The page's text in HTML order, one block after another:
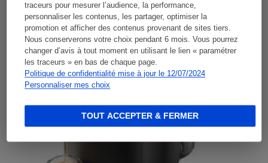
traceurs pour mesurer l’audience, la performance,
personnaliser les contenus, les partager, optimiser la
promotion et afficher des contenus provenant de sites tiers.
Nous conserverons votre choix pendant 6 mois. Vous pourrez
changer d’avis à tout moment en utilisant le lien « paramétrer
les traceurs » en bas de chaque page.
Politique de confidentialité mise à jour le 12/07/2024
Personnaliser mes choix
TOUT ACCEPTER & FERMER